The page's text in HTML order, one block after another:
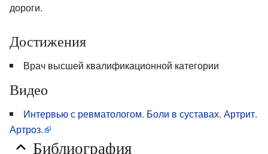
дороги.
Достижения
Врач высшей квалификационной категории
Видео
Интервью с ревматологом. Боли в суставах. Артрит.
Артроз.
Библиография